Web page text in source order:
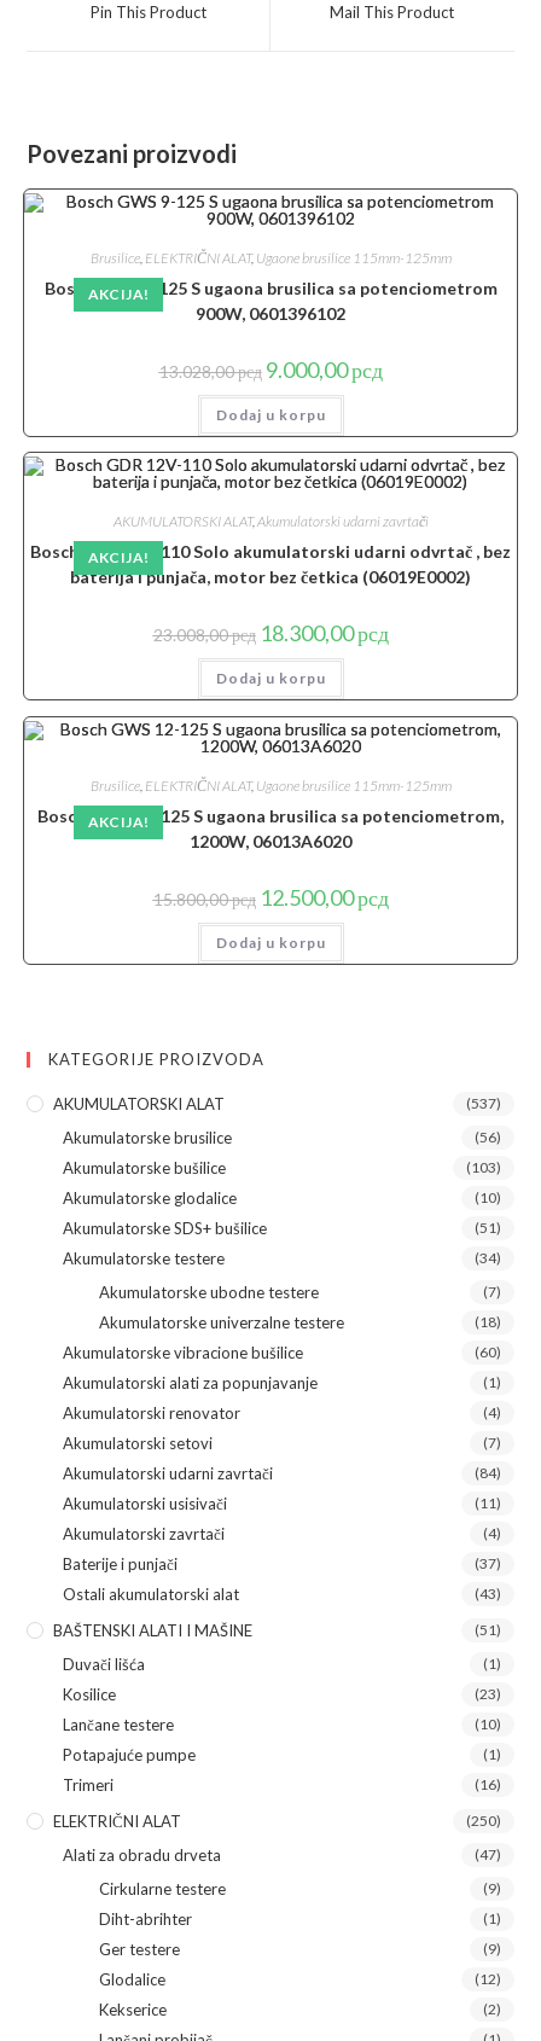
Pin This Product Mail This Product
Povezani proizvodi
AKCIJA!
Brusilice, ELEKTRIČNI ALAT, Ugaone brusilice 115mm-125mm
Bosch GWS 9-125 S ugaona brusilica sa potenciometrom
900W, 0601396102
13.028,00рсд Originalna
cena
je
bila:
13.028,00 рсд.
9.000,00рсдTrenutna
cena
Dodaj u korpu
AKCIJA!
AKUMULATORSKI ALAT,Akumulatorski udarni zavrtači
Bosch GDR 12V-110 Solo akumulatorski udarni odvrtač , bez
baterija i punjača, motor bez četkica (06019E0002)
23.008,00рсд Originalna
cena
je
bila:
23.008,00 рсд.
18.300,00рсдTrenutna
cena
Dodaj u korpu
AKCIJA!
Brusilice, ELEKTRIČNI ALAT, Ugaone brusilice 115mm-125mm
Bosch GWS 12-125 S ugaona brusilica sa potenciometrom,
1200W, 06013A6020
15.800,00рсд Originalna
cena
je
bila:
15.800,00 рсд.
12.500,00рсдTrenutna
cena
Dodaj u korpu
KATEGORIJE PROIZVODA
AKUMULATORSKI ALAT (537)
Akumulatorske brusilice (56)
Akumulatorske bušilice (103)
Akumulatorske glodalice (10)
Akumulatorske SDS+ bušilice (51)
Akumulatorske testere (34)
Akumulatorske ubodne testere (7)
Akumulatorske univerzalne testere (18)
Akumulatorske vibracione bušilice (60)
Akumulatorski alati za popunjavanje (1)
Akumulatorski renovator (4)
Akumulatorski setovi (7)
Akumulatorski udarni zavrtači (84)
Akumulatorski usisivači (11)
Akumulatorski zavrtači (4)
Baterije i punjači (37)
Ostali akumulatorski alat (43)
BAŠTENSKI ALATI I MAŠINE (51)
Duvači lišća (1)
Kosilice (23)
Lančane testere (10)
Potapajuće pumpe (1)
Trimeri (16)
ELEKTRIČNI ALAT (250)
Alati za obradu drveta (47)
Cirkularne testere (9)
Diht-abrihter (1)
Ger testere (9)
Glodalice (12)
Kekserice (2)